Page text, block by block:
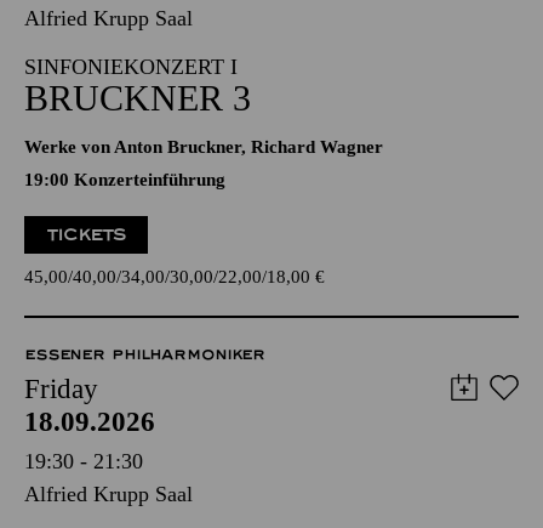
Alfried Krupp Saal
SINFONIEKONZERT I
BRUCKNER 3
Werke von Anton Bruckner, Richard Wagner
19:00 Konzerteinführung
TICKETS
45,00 40,00 34,00 30,00 22,00 18,00 €
ESSENER PHILHARMONIKER
Friday
18.09.2026
19:30 - 21:30
Alfried Krupp Saal